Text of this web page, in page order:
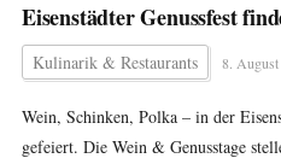
Eisenstädter Genussfest
Kulinarik & Restaurants 8. August
Wein, Schinken, Polka – in der
gefeiert. Die Wein & Genusstage